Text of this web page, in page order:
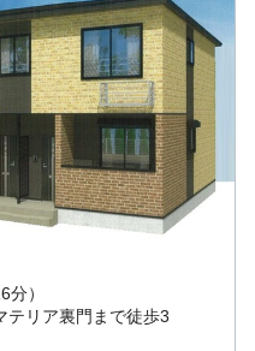
分）
テリア裏門まで徒歩3